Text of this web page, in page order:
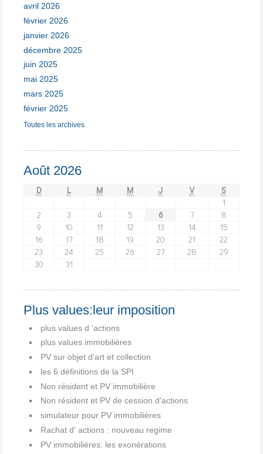
avril 2026
février 2026
janvier 2026
décembre 2025
juin 2025
mai 2025
mars 2025
février 2025
Toutes les archives
Août 2026
D L M M J V
S
1
2
3 4 5 6 7
8
9
10 11 12 13 14
15
16
17 18 19 20 21
22
23
24 25 26 27 28
29
30
31
Plus values:leur imposition
plus values d 'actions
plus values immobilières
PV sur objet d'art et collection
les 6 définitions de la SPI
Non résident et PV immobilière
Non résident et PV de cession d'actions
simulateur pour PV immobilières
Rachat d' actions : nouveau regime
PV immobilières: les exonérations